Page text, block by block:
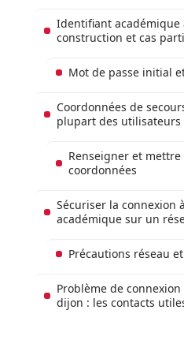
Identifiant académique
construction et cas
Mot de passe initial
Coordonnées de
plupart des
Renseigner et mettre
coordonnées
Sécuriser la connexion
académique sur un
Précautions réseau
Problème de
dijon : les contacts